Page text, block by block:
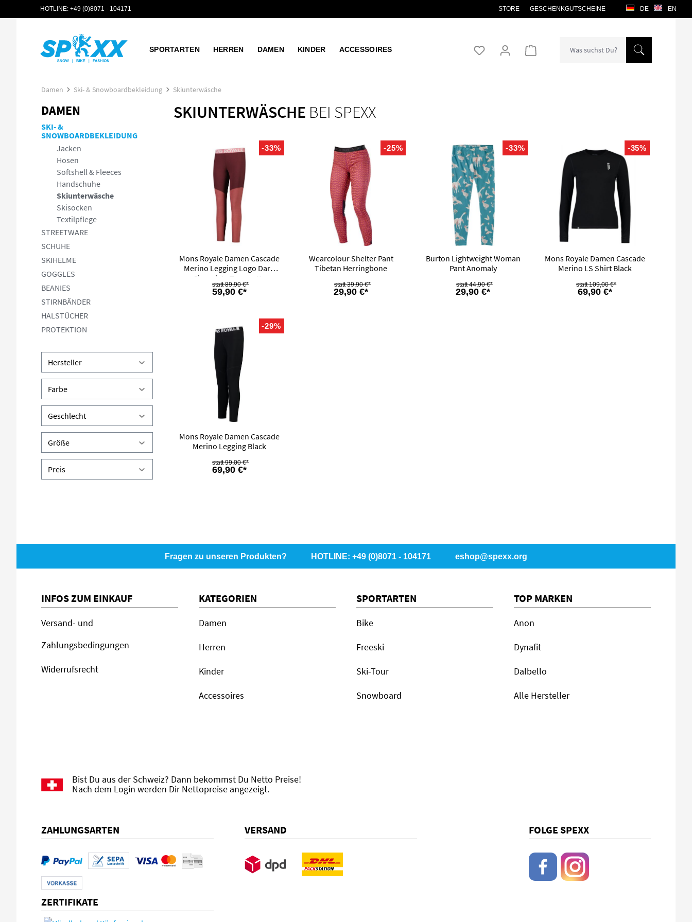
Hauptinhalt springen
Zur Suche springen
Zur Hauptnavigation springen
HOTLINE: +49 (0)8071 - 104171 DE EN
STORE GESCHENKGUTSCHEINE
Warenkorb enthält 0 Positionen. Der
SPORTARTEN HERREN DAMEN KINDER ACCESSOIRES
Damen Ski- & Snowboardbekleidung Skiunterwäsche
DAMEN
SKI- &
SNOWBOARDBEKLEIDUNG
Jacken
Hosen
Softshell & Fleeces
Handschuhe
Skiunterwäsche
Skisocken
Textilpflege
STREETWARE
SCHUHE
SKIHELME
GOGGLES
BEANIES
STIRNBÄNDER
HALSTÜCHER
PROTEKTION
Hersteller
Farbe
Geschlecht
Größe
Preis
SKIUNTERWÄSCHE BEI SPEXX
-33%
Mons Royale Damen Cascade
Merino Legging Logo Dark
Chocolate Terracotta
59,90 €*
89,90 €*
-25%
Wearcolour Shelter Pant
Tibetan Herringbone
29,90 €*
39,90 €*
-33%
Burton Lightweight Woman
Pant Anomaly
29,90 €*
44,90 €*
-35%
Mons Royale Damen Cascade
Merino LS Shirt Black
69,90 €*
109,00 €*
-29%
Mons Royale Damen Cascade
Merino Legging Black
69,90 €*
99,00 €*
Fragen zu unseren Produkten? HOTLINE: +49 (0)8071 - 104171 eshop@spexx.org
INFOS ZUM EINKAUF
Versand- und
Zahlungsbedingungen
Widerrufsrecht
KATEGORIEN
Damen
Herren
Kinder
Accessoires
SPORTARTEN
Bike
Freeski
Ski-Tour
Snowboard
TOP MARKEN
Anon
Dynafit
Dalbello
Alle Hersteller
Bist Du aus der Schweiz? Dann bekommst Du Netto Preise!
Nach dem Login werden Dir Nettopreise angezeigt.
ZAHLUNGSARTEN
ZERTIFIKATE
VERSAND FOLGE SPEXX